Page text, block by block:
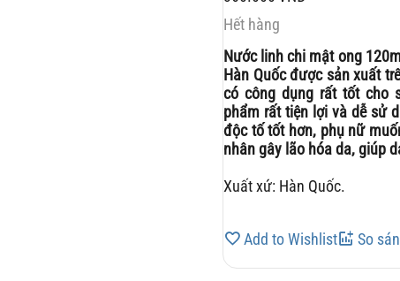
Hết hàng
Nước linh chi mật ong
Hàn Quốc được sản xuất
có công dụng rất tốt cho
phẩm rất tiện lợi và dễ sử
độc tố tốt hơn, phụ nữ
nhân gây lão hóa da, giúp
Xuất xứ: Hàn Quốc.
Add to Wishlist So